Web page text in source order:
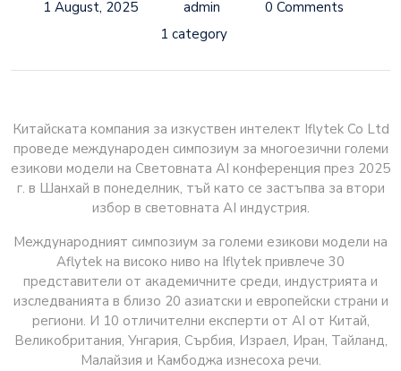
1 August, 2025 admin
0 Comments
1 category
Китайската компания за изкуствен интелект Iflytek Co Ltd
проведе международен симпозиум за многоезични големи
езикови модели на Световната AI конференция през 2025
г. в Шанхай в понеделник, тъй като се застъпва за втори
избор в световната AI индустрия.
Международният симпозиум за големи езикови модели на
Aflytek на високо ниво на Iflytek привлече 30
представители от академичните среди, индустрията и
изследванията в близо 20 азиатски и европейски страни и
региони. И 10 отличителни експерти от AI от Китай,
Великобритания, Унгария, Сърбия, Израел, Иран, Тайланд,
Малайзия и Камбоджа изнесоха речи.